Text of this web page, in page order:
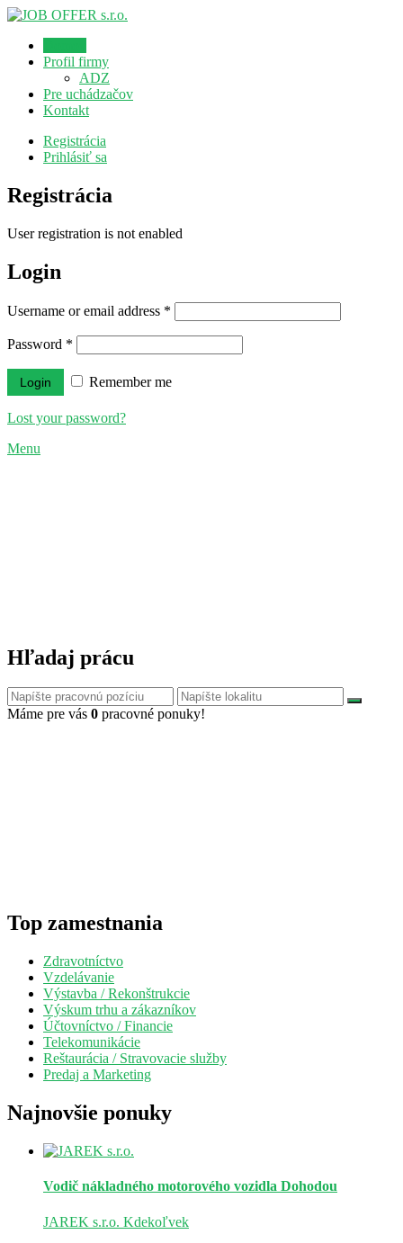
Profil firmy
ADZ
Pre uchádzačov
Kontakt
Registrácia
Prihlásiť sa
Registrácia
User registration is not enabled
Login
Username or email address *
Password *
Remember me
Lost your password?
Menu
Hľadaj prácu
Máme pre vás 0 pracovné ponuky!
Top zamestnania
Zdravotníctvo
Vzdelávanie
Výstavba / Rekonštrukcie
Výskum trhu a zákazníkov
Účtovníctvo / Financie
Telekomunikácie
Reštaurácia / Stravovacie služby
Predaj a Marketing
Najnovšie ponuky
Vodič nákladného motorového vozidla Dohodou
JAREK s.r.o. Kdekoľvek